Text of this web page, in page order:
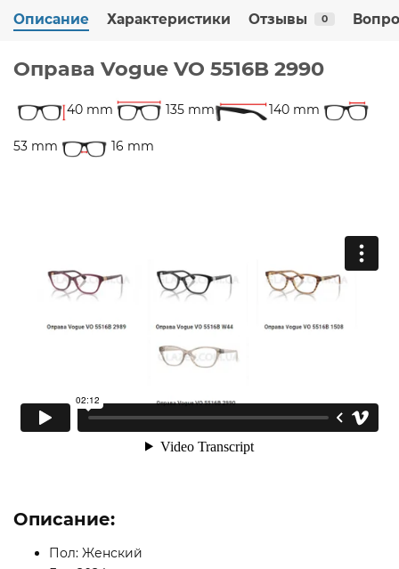
Описание Характеристики Отзывы 0
Оправа Vogue VO 5516B 2990
40 mm 135 mm 140 mm
53 mm 16 mm
Описание:
Пол: Женский